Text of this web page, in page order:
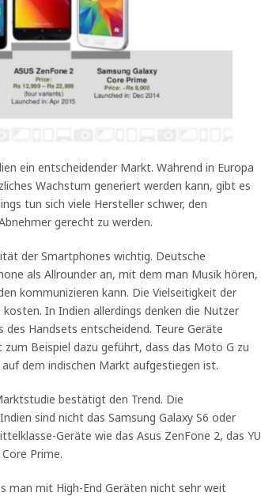
ein entscheidender Markt. Während in Europa
Wachstum generiert werden kann, gibt es
tun sich viele Hersteller schwer, den
gerecht zu werden.
der Smartphones wichtig. Deutsche
als Allrounder an, mit dem man Musik hören,
kommunizieren kann. Die Vielseitigkeit der
In Indien allerdings denken die Nutzer
des Handsets entscheidend. Teure Geräte
Beispiel dazu geführt, dass das Moto G zu
dem indischen Markt aufgestiegen ist.
bestätigt den Trend. Die
sind nicht das Samsung Galaxy S6 oder
Geräte wie das Asus ZenFone 2, das YU
Prime.
man mit High-End Geräten nicht sehr weit